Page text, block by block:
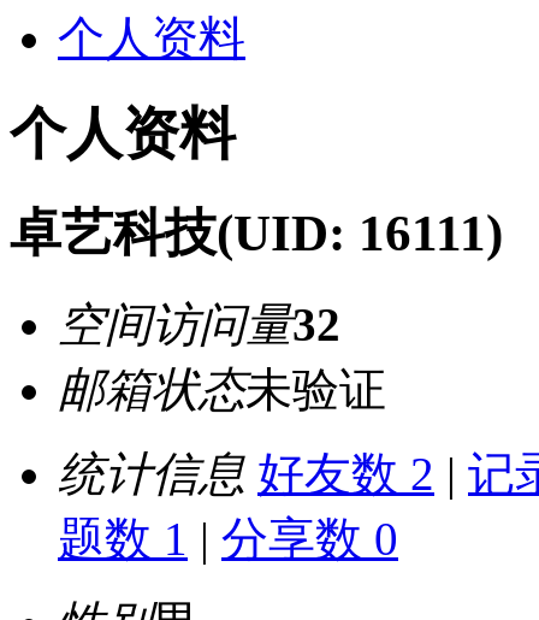
个人资料
个人资料
卓艺科技(UID: 16111)
空间访问量32
邮箱状态未验证
统计信息 好友数 2 | 记
题数 1 | 分享数 0